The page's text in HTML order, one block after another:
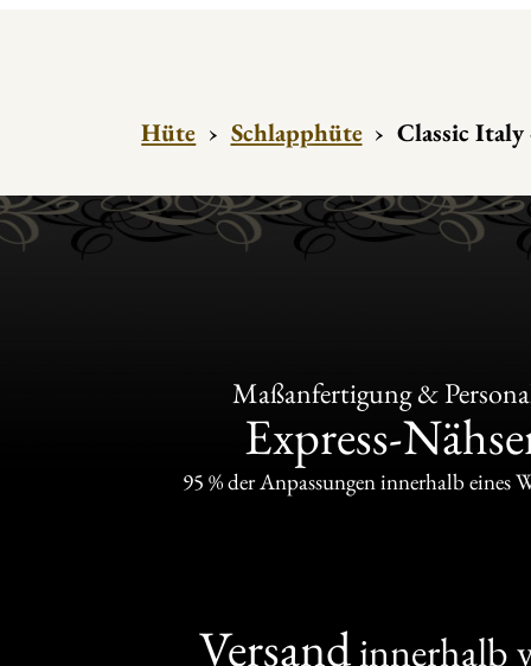
Hüte › Schlapphüte › Classic Italy
Maßanfertigung &
Express-
95 % der Anpassungen innerhalb eines
Versandinnerhalb